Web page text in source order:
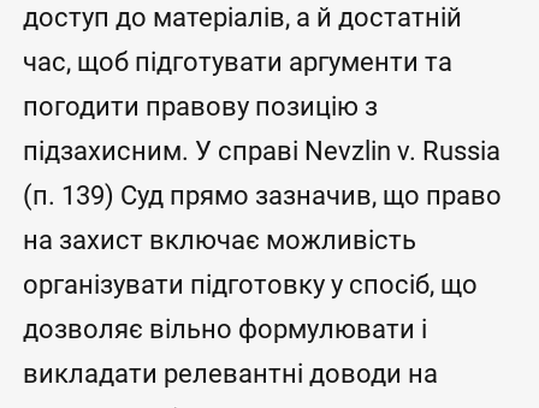
доступ до матеріалів, а й достатній
час, щоб підготувати аргументи та
погодити правову позицію з
підзахисним. У справі Nevzlin v. Russia
(п. 139) Суд прямо зазначив, що право
на захист включає можливість
організувати підготовку у спосіб, що
дозволяє вільно формулювати і
викладати релевантні доводи на